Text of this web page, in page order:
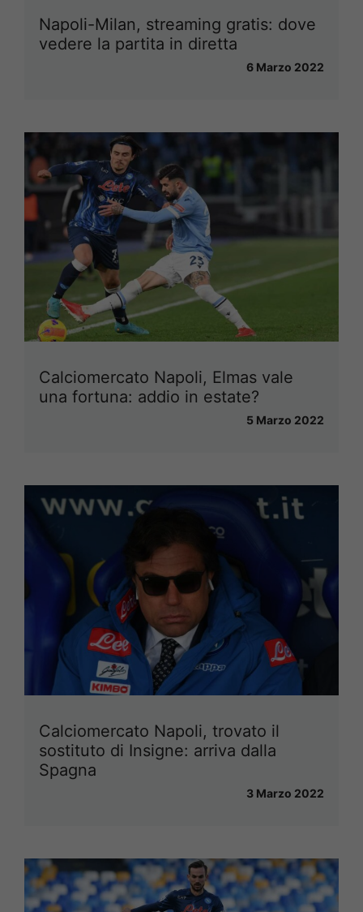
Napoli-Milan, streaming gratis: dove
vedere la partita in diretta
6 Marzo 2022
Calciomercato Napoli, Elmas vale
una fortuna: addio in estate?
5 Marzo 2022
Calciomercato Napoli, trovato il
sostituto di Insigne: arriva dalla
Spagna
3 Marzo 2022